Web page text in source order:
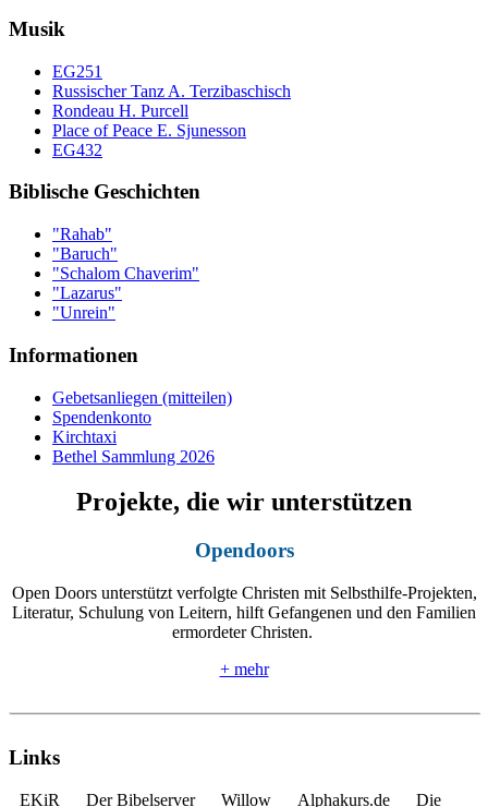
Musik
EG251
Russischer Tanz A. Terzibaschisch
Rondeau H. Purcell
Place of Peace E. Sjunesson
EG432
Biblische Geschichten
"Rahab"
"Baruch"
"Schalom Chaverim"
"Lazarus"
"Unrein"
Informationen
Gebetsanliegen (mitteilen)
Spendenkonto
Kirchtaxi
Bethel Sammlung 2026
Projekte, die wir unterstützen
Opendoors
Open Doors unterstützt verfolgte Christen mit Selbsthilfe-Projekten,
Literatur, Schulung von Leitern, hilft Gefangenen und den Familien
ermordeter Christen.
+ mehr
Links
EKiR Der Bibelserver Willow Alphakurs.de Die